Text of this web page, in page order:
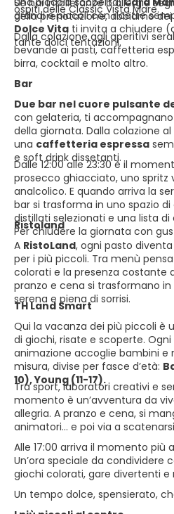
grandi e piccoli con ricette
Dolce Vita ti invita a chiudere
tante dolci tentazioni.
ospiti delle Classic Vista Mare.
Se hai intolleranze o allergie
della prenotazione, abbiamo
Dalla colazione agli aperitivi
bevande ai pasti, caffetteria
birra, cocktail e molto altro.
Bar
Due bar nel cuore pulsante
con gelateria, ti
della giornata. Dalla colazione
una caffetteria espressa
e soft drink dissetanti.
Dalle 12:00 alle 23:30 è il
prosecco ghiacciato, uno spritz
analcolico. E quando arriva la
bar si trasforma in uno spazio
distillati selezionati e una lista
Per chiudere la giornata con
Ristoland
A RistoLand, ogni pasto
per i più piccoli. Tra menù
colorati e la presenza costante
pranzo e cena si trasformano in
serena e piena di sorrisi.
TH Land Smart
Qui la vacanza dei più piccoli
di giochi, risate e scoperte.
animazione accoglie bambini e
misura, divise per fasce d’età:
10), Young (11-17).
Tra sport, laboratori creativi e
momento è un’avventura da
allegria. A pranzo e cena, si
animatori… e poi via a
Alle 17:00 arriva il momento più
Un’ora speciale da condividere
giochi colorati, gare divertenti e
Un tempo dolce, spensierato,